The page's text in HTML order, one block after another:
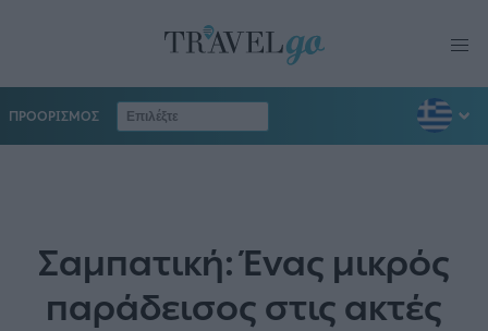
ΠΡΟΟΡΙΣΜΟΣ
Σαμπατική: Ένας μικρός
παράδεισος στις ακτές